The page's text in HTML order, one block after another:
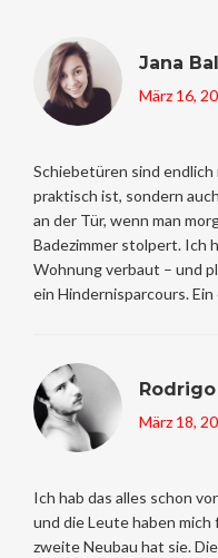
Jana
März 16,
Schiebetüren sind endlich
praktisch ist, sondern
an der Tür, wenn man
Badezimmer stolpert. Ich
Wohnung verbaut – und
ein Hindernisparcours.
März 18,
Ich hab das alles schon
und die Leute haben
zweite Neubau hat sie.